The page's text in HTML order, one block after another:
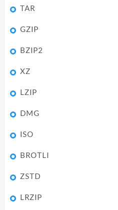
TAR
GZIP
BZIP2
XZ
LZIP
DMG
ISO
BROTLI
ZSTD
LRZIP